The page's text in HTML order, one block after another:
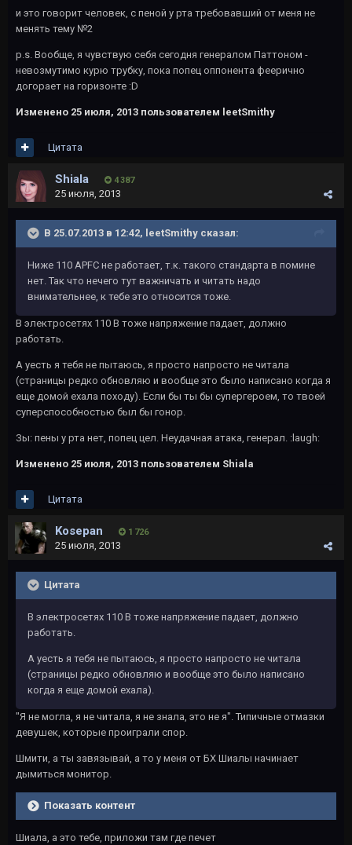
и это говорит человек, с пеной у рта требовавший от меня не
менять тему №2
p.s. Вообще, я чувствую себя сегодня генералом Паттоном -
невозмутимо курю трубку, пока попец оппонента феерично
догорает на горизонте :D
Изменено 25 июля, 2013 пользователем leetSmithy
Цитата
Shiala 4 387
25 июля, 2013
В 25.07.2013 в 12:42, leetSmithy сказал:
Ниже 110 APFC не работает, т.к. такого стандарта в помине
нет. Так что нечего тут важничать и читать надо
внимательнее, к тебе это относится тоже.
В электросетях 110 В тоже напряжение падает, должно
работать.
А уесть я тебя не пытаюсь, я просто напросто не читала
(страницы редко обновляю и вообще это было написано когда я
еще домой ехала походу). Если бы ты бы супергероем, то твоей
суперспособностью был бы гонор.
Зы: пены у рта нет, попец цел. Неудачная атака, генерал. :laugh:
Изменено 25 июля, 2013 пользователем Shiala
Цитата
Kosepan 1 726
25 июля, 2013
Цитата
В электросетях 110 В тоже напряжение падает, должно
работать.
А уесть я тебя не пытаюсь, я просто напросто не читала
(страницы редко обновляю и вообще это было написано
когда я еще домой ехала).
"Я не могла, я не читала, я не знала, это не я". Типичные отмазки
девушек, которые проиграли спор.
Шмити, а ты завязывай, а то у меня от БХ Шиалы начинает
дымиться монитор.
Показать контент
Шиала, а это тебе, приложи там где печет